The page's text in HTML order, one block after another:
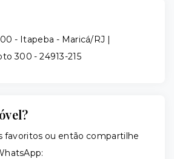
- Itapeba - Maricá/RJ |
300 - 24913-215
favoritos ou então compartilhe